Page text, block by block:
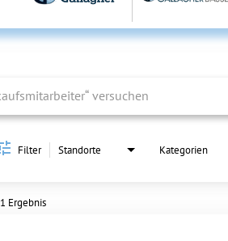
Filter Standorte Kategorien
1 Ergebnis